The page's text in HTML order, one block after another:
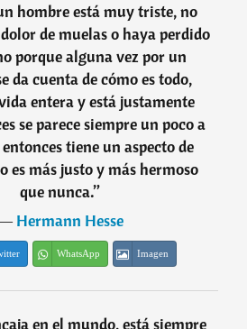
hombre está muy triste, no
de muelas o haya perdido
porque alguna vez por un
da cuenta de cómo es todo,
entera y está justamente
se parece siempre un poco a
tiene un aspecto de
es más justo y más hermoso
que nunca.”
Hermann Hesse
WhatsApp Imagen
en el mundo, está siempre